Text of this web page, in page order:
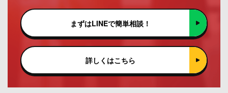
まずはLINEで簡単相談！
詳しくはこちら